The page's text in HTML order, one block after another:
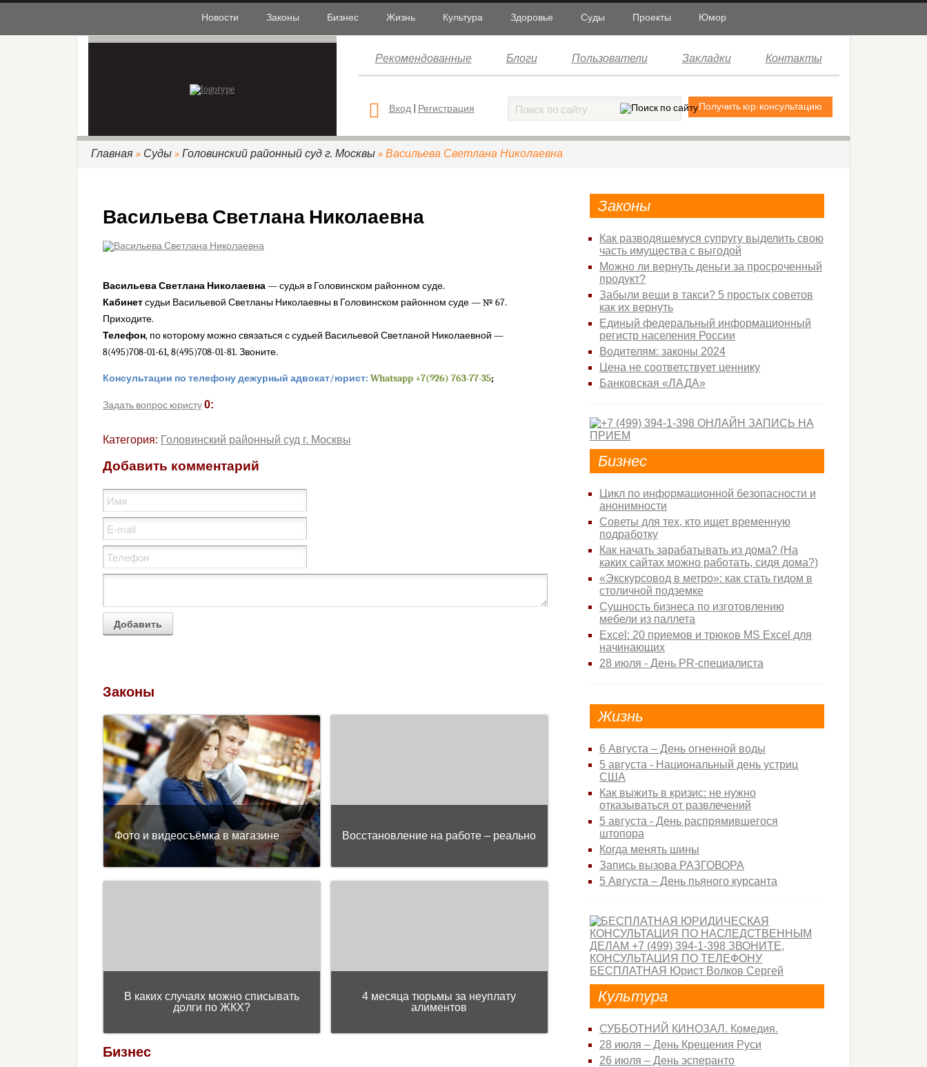
Новости Законы Бизнес Жизнь Культура Здоровье Суды Проекты Юмор
Рекомендованные Блоги Пользователи Закладки Контакты
Вход| Регистрация Получить юр-консультацию
Главная » Суды » Головинский районный суд г. Москвы » Васильева Светлана Николаевна
Васильева Светлана Николаевна
Васильева Светлана Николаевна— судья в Головинском районном суде.
Кабинетсудьи Васильевой Светланы Николаевны в Головинском районном суде — № 67.
Приходите.
Телефон, по которому можно связаться с судьей Васильевой Светланой Николаевной —
8(495)708-01-61, 8(495)708-01-81. Звоните.
Консультации по телефону дежурный адвокат/юрист: Whatsapp +7(926) 763-77-35;
Задать вопрос юристу0:
Категория: Головинский районный суд г. Москвы
Добавить комментарий
Законы
Фото и видеосъёмка в магазине Восстановление на работе – реально
В каких случаях можно списывать
долги по ЖКХ?
4 месяца тюрьмы за неуплату
алиментов
Бизнес
Законы
Как разводящемуся супругу выделить свою
часть имущества с выгодой
Можно ли вернуть деньги за просроченный
продукт?
Забыли вещи в такси? 5 простых советов
как их вернуть
Единый федеральный информационный
регистр населения России
Водителям: законы 2024
Цена не соответствует ценнику
Банковская «ЛАДА»
Бизнес
Цикл пo информационной безопасности и
анонимности
Советы для тех, кто ищет временную
подработку
Как начать зарабатывать из дома? (На
каких сайтах можно работать, сидя дома?)
«Экскурсовод в метро»: как стать гидом в
столичной подземке
Сущность бизнеса по изготовлению
мебели из паллета
Excel: 20 приемов и трюков MS Excel для
начинающих
28 июля - День PR-специалиста
Жизнь
6 Августа – День огненной воды
5 августа - Национальный день устриц
США
Как выжить в кризис: не нужно
отказываться от развлечений
5 августа - День распрямившегося
штопора
Когда менять шины
Запись вызова РАЗГОВОРА
5 Августа – День пьяного курсанта
Культура
СУББОТНИЙ КИНОЗАЛ. Комедия.
28 июля – День Крещения Руси
26 июля – День эсперанто